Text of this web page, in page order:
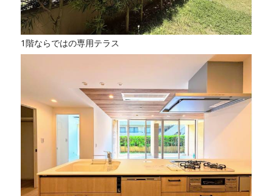
1階ならではの専用テラス